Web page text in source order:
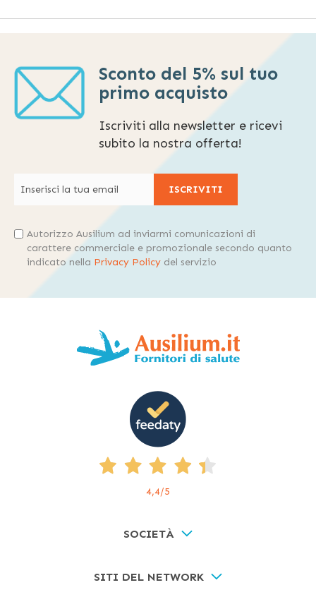
Sconto del 5% sul tuo
primo acquisto
Iscriviti alla newsletter e ricevi
subito la nostra offerta!
ISCRIVITI
Autorizzo Ausilium ad inviarmi comunicazioni di
carattere commerciale e promozionale secondo quanto
indicato nella Privacy Policy del servizio
4,4/5
SOCIETÀ
SITI DEL NETWORK